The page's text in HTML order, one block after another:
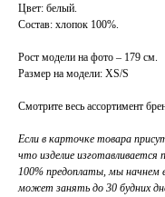
Цвет: белый.
Состав: хлопок 100%.
Рост модели на фото – 179 см.
Размер на модели: XS/S
Смотрите весь ассортимент
Если в карточке товара
что изделие
100% предоплаты, мы начнем
может занять до 30 будних